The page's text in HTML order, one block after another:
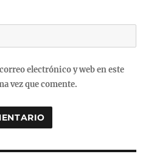
electrónico y web en este
vez que comente.